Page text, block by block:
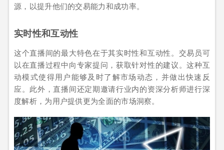
源，以提升他们的交易能力和成功率。
实时性和互动性
这个直播间的最大特色在于其实时性和互动性。交易员可
以在直播过程中向专家提问，获取针对性的建议。这种互
动模式使得用户能够及时了解市场动态，并做出快速反
应。此外，直播间还定期邀请行业内的资深分析师进行深
度解析，为用户提供更为全面的市场洞察。